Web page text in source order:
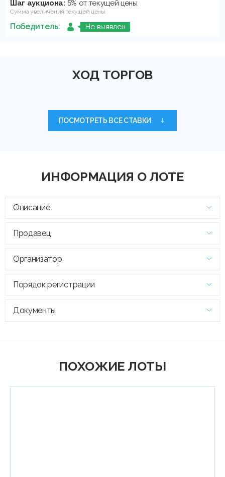
Шаг аукциона: 5% от текущей цены
Сумма увеличения текущей цены
Победитель: Не выявлен
ХОД ТОРГОВ
ПОСМОТРЕТЬ ВСЕ СТАВКИ
ИНФОРМАЦИЯ О ЛОТЕ
Описание
Продавец
Организатор
Порядок регистрации
Документы
ПОХОЖИЕ ЛОТЫ